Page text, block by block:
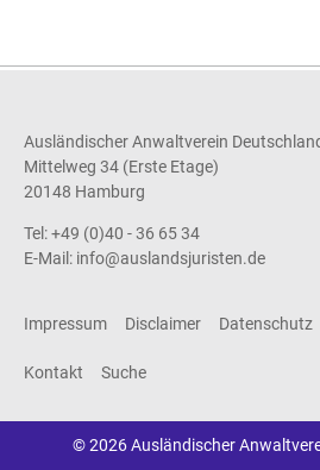
Ausländischer Anwaltverein
Mittelweg 34 (Erste Etage)
20148 Hamburg
Tel: +49 (0)40 - 36 65 34
E-Mail: info@auslandsjuristen.de
Impressum Disclaimer Datenschutz
Kontakt Suche
© 2026 Ausländischer